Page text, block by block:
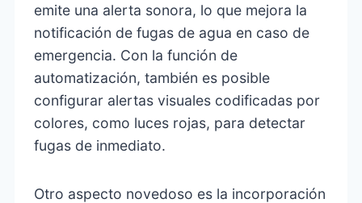
emite una alerta sonora, lo que mejora la
notificación de fugas de agua en caso de
emergencia. Con la función de
automatización, también es posible
configurar alertas visuales codificadas por
colores, como luces rojas, para detectar
fugas de inmediato.
Otro aspecto novedoso es la incorporación